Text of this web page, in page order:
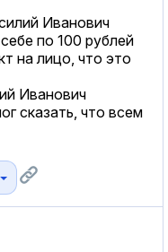
Иванович
по 100 рублей
на лицо, что это
Иванович
сказать, что всем